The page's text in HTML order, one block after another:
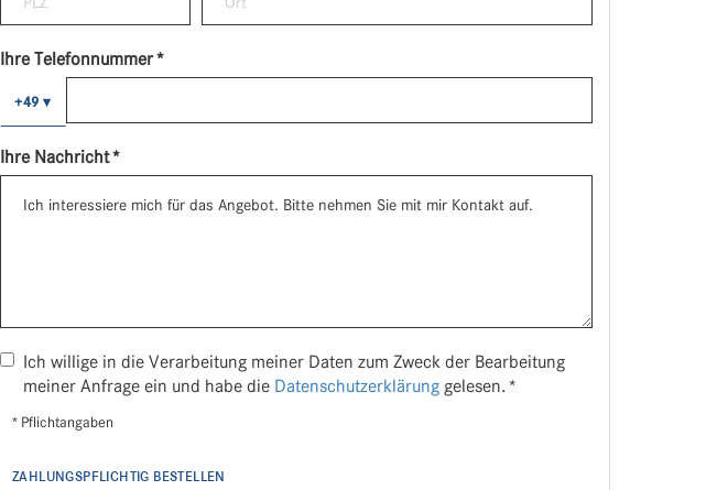
Ihre Telefonnummer *
+49 ▾
Ihre Nachricht *
Ich willige in die Verarbeitung meiner Daten zum Zweck der Bearbeitung
meiner Anfrage ein und habe die Datenschutzerklärung gelesen. *
* Pflichtangaben
ZAHLUNGSPFLICHTIG BESTELLEN